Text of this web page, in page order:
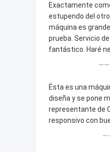
Exactamente
estupendo del
máquina es
prueba. Servicio
fantástico. Haré
——
Ésta es una
diseña y se pone
representante de
responsivo con